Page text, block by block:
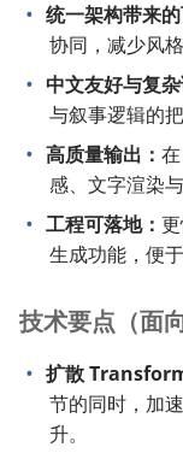
统一架构带来
协同，减少风
中文友好与复杂
与叙事逻辑的
高质量输出：
感、文字渲染
工程可落地：
生成功能，便
技术要点（面
扩散
节的同时，加
升。